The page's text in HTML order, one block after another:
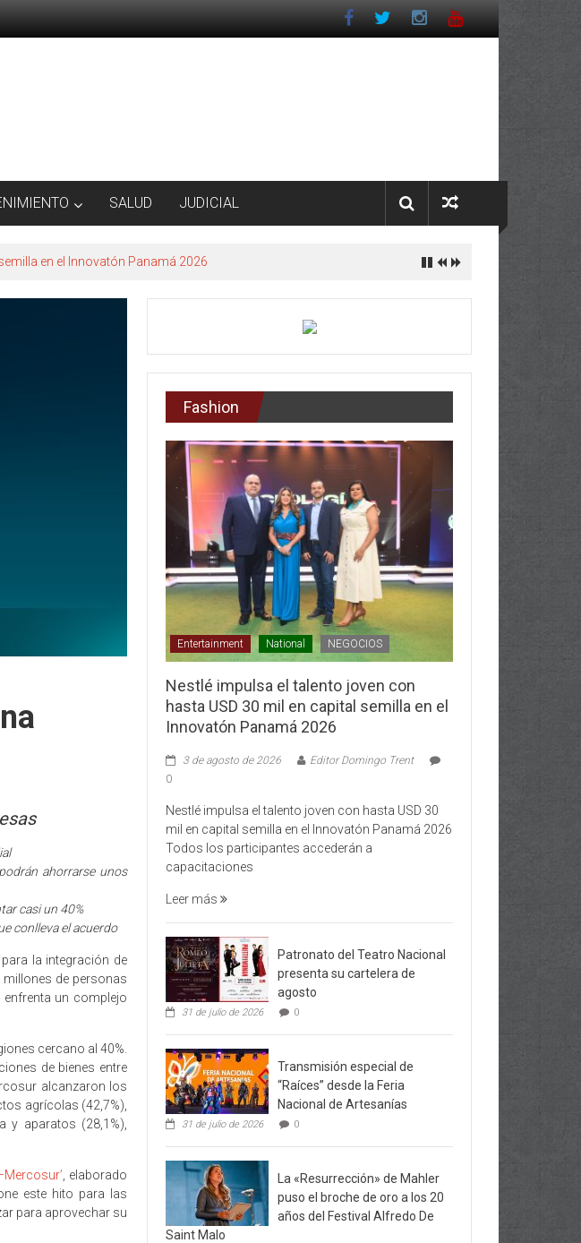
SALUD JUDICIAL
en el Innovatón Panamá 2026
ahorrarse unos
casi un 40%
conlleva el acuerdo
la integración de
millones de personas
un complejo
cercano al 40%.
de bienes entre
alcanzaron los
agrícolas (42,7%),
y aparatos (28,1%),
, elaborado
este hito para las
para aprovechar su
Fashion
Entertainment National NEGOCIOS
Nestlé impulsa el talento joven con
hasta USD 30 mil en capital semilla en el
Innovatón Panamá 2026
3 de agosto de 2026
Editor Domingo Trent
0
Nestlé impulsa el talento joven con hasta USD 30
mil en capital semilla en el Innovatón Panamá 2026
Todos los participantes accederán a
capacitaciones
Leer más
Patronato del Teatro Nacional
presenta su cartelera de
agosto
31 de julio de 2026 0
Transmisión especial de
“Raíces” desde la Feria
Nacional de Artesanías
31 de julio de 2026 0
La «Resurrección» de Mahler
puso el broche de oro a los 20
años del Festival Alfredo De
Saint Malo